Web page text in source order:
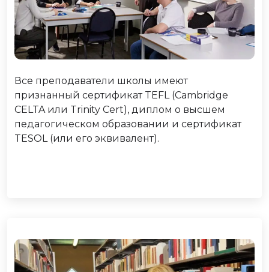
Все преподаватели школы имеют
признанный сертификат TEFL (Cambridge
CELTA или Trinity Cert), диплом о высшем
педагогическом образовании и сертификат
TESOL (или его эквивалент).